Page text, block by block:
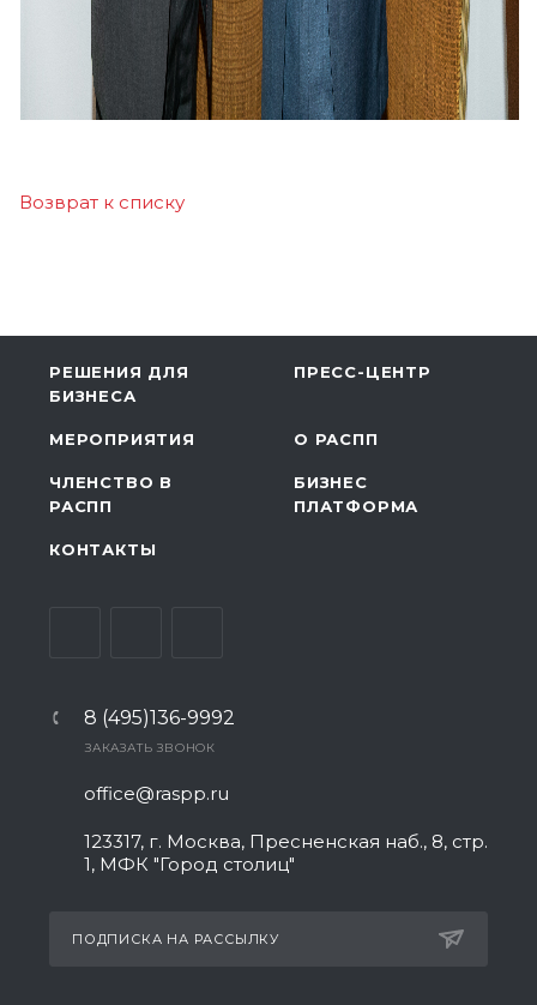
Возврат к списку
РЕШЕНИЯ ДЛЯ
БИЗНЕСА
ПРЕСС-ЦЕНТР
МЕРОПРИЯТИЯ О РАСПП
ЧЛЕНСТВО В
РАСПП
БИЗНЕС
ПЛАТФОРМА
КОНТАКТЫ
8 (495)136-9992
ЗАКАЗАТЬ ЗВОНОК
office@raspp.ru
123317, г. Москва, Пресненская наб., 8, стр.
1, МФК "Город столиц"
ПОДПИСКА НА РАССЫЛКУ